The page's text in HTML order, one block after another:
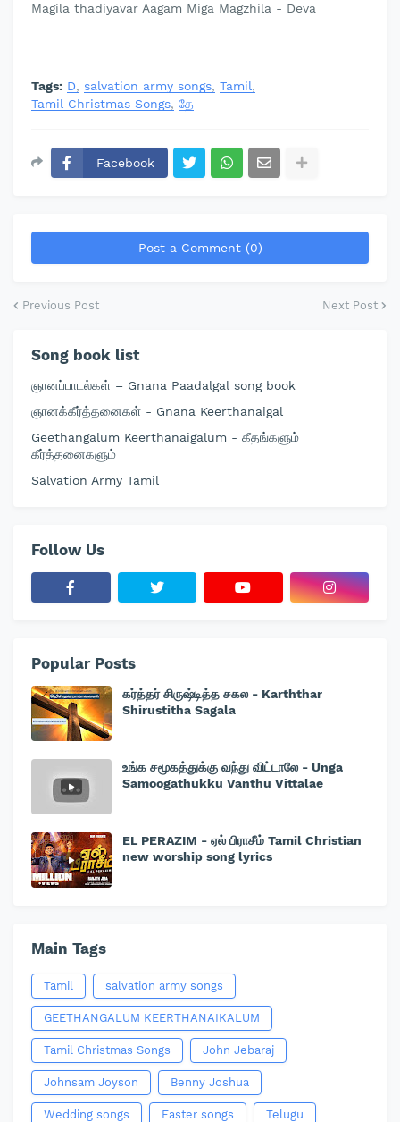
Magila thadiyavar Aagam Miga Magzhila - Deva
Tags: D salvation army songs Tamil
Tamil Christmas Songs தே
Facebook
Post a Comment (0)
Previous Post Next Post
Song book list
ஞானப்பாடல்கள் – Gnana Paadalgal song book
ஞானக்கீர்த்தனைகள் - Gnana Keerthanaigal
Geethangalum Keerthanaigalum - கீதங்களும்
கீர்த்தனைகளும்
Salvation Army Tamil
Follow Us
Popular Posts
கர்த்தர் சிருஷ்டித்த சகல - Karththar
Shirustitha Sagala
உங்க சமூகத்துக்கு வந்து விட்டாலே - Unga
Samoogathukku Vanthu Vittalae
EL PERAZIM - ஏல் பிராசீம் Tamil Christian
new worship song lyrics
Main Tags
Tamil salvation army songs
GEETHANGALUM KEERTHANAIKALUM
Tamil Christmas Songs John Jebaraj
Johnsam Joyson Benny Joshua
Wedding songs Easter songs Telugu